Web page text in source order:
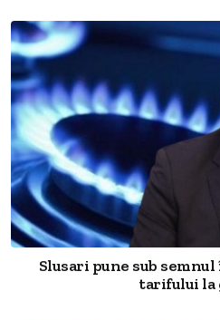
Slusari pune sub
tarifului la